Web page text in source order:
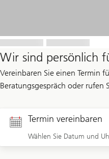
Wir sind persönlich
Vereinbaren Sie einen Termin
Beratungsgespräch oder rufen
Termin vereinbaren
Wählen Sie Datum und